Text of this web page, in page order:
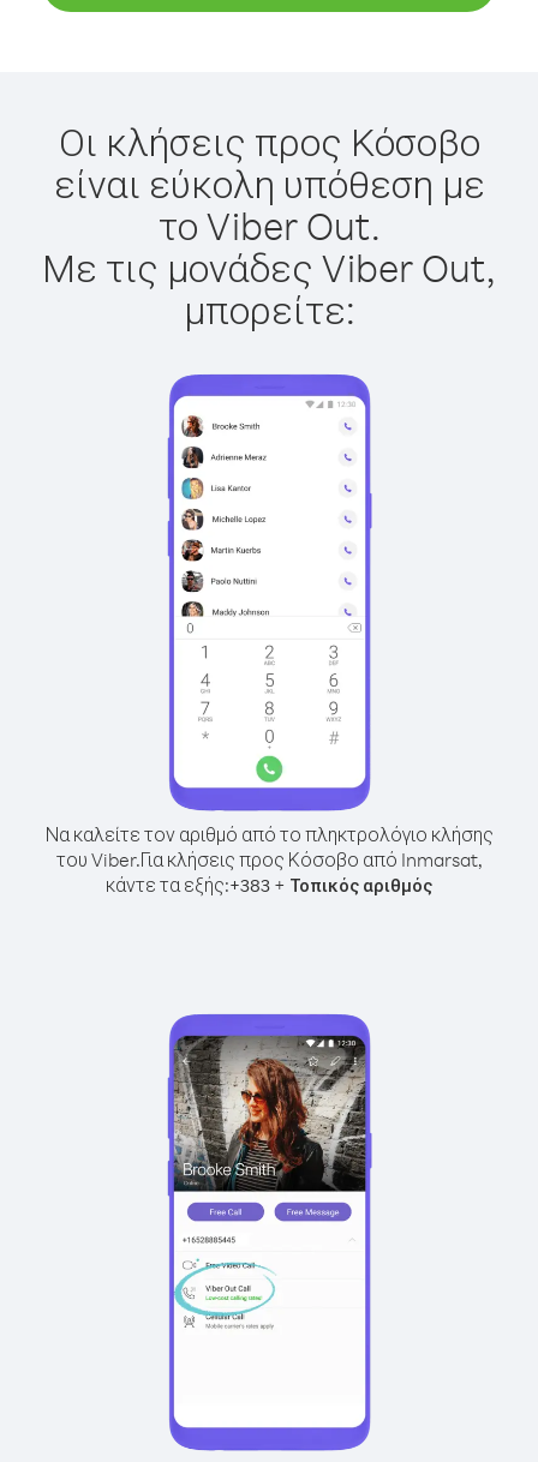
Οι κλήσεις προς Κόσοβο
είναι εύκολη υπόθεση με
το Viber Out.
Με τις μονάδες Viber Out,
μπορείτε:
Να καλείτε τον αριθμό από το πληκτρολόγιο κλήσης
του Viber.Για κλήσεις προς Κόσοβο από Inmarsat,
κάντε τα εξής:+383 + Τοπικός αριθμός